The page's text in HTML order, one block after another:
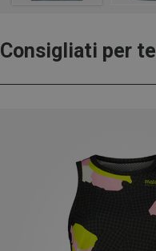
Consigliati per te